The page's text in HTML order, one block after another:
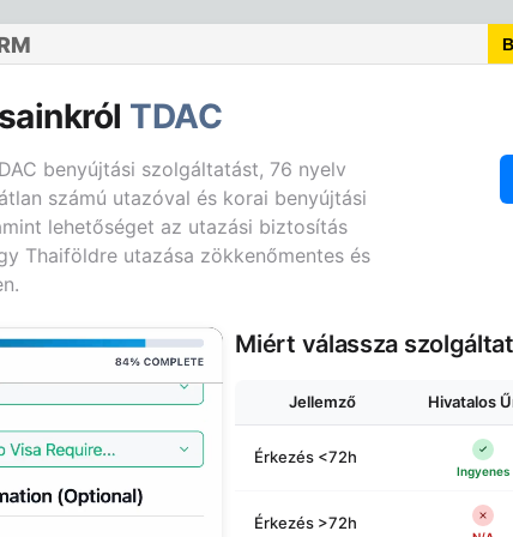
TDAC
benyújtási szolgáltatást, 76 nyelv
számú utazóval és korai benyújtási
lehetőséget az utazási biztosítás
Thaiföldre utazása zökkenőmentes és
Miért válassza
Jellemző Hivatalos
Érkezés <72h
Ingyenes
Érkezés >72h